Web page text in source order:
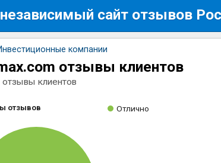
сайт отзывов
компании
отзывы клиентов
клиентов
отзывов Отлично